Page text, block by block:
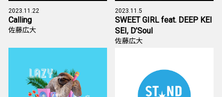
2023.11.22
Calling
佐藤広大
2023.11.5
SWEET GIRL feat. DEEP KEI
SEI, D’Soul
佐藤広大